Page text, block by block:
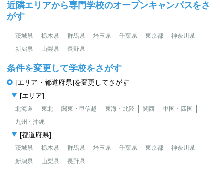
近隣エリアから専門学校のオープンキャンパスをさ
がす
茨城県 栃木県 群馬県 埼玉県 千葉県 東京都
神奈川県
新潟県
山梨県 長野県
条件を変更して学校をさがす
[エリア・都道府県]を変更してさがす
[エリア]
北海道 東北 関東・甲信越 東海・北陸 関西
中国・四国
九州・沖縄
[都道府県]
茨城県 栃木県 群馬県 埼玉県 千葉県 東京都
神奈川県
新潟県
山梨県 長野県